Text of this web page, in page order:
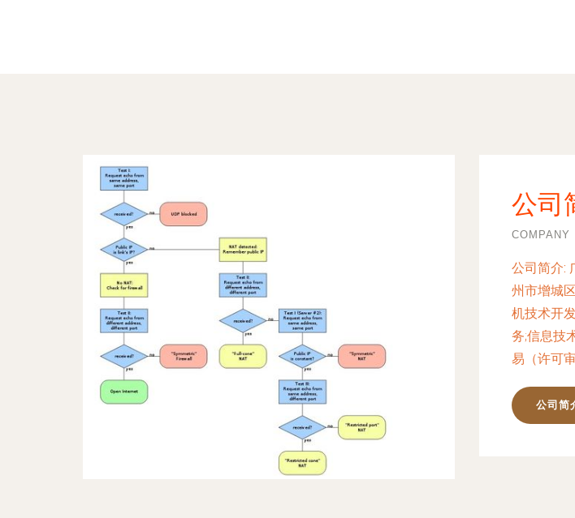
公司
COMPANY
公司简介:
州市增城
机技术开
务;信息技
易（许可
公司简